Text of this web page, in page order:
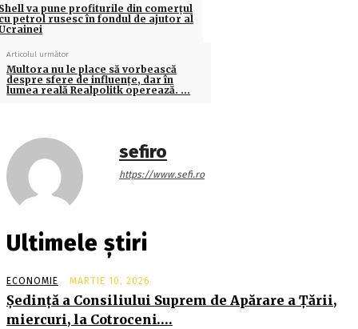
va pune profiturile din comerțul
petrol rusesc în fondul de ajutor al
Articolul următor
Multora nu le place să vorbească
despre sfere de influenţe, dar în
lumea reală Realpolitk operează. …
sefiro
https://www.sefi.ro
Ultimele știri
ECONOMIE MARTIE 10, 2026
Şedinţă a Consiliului Suprem de Apărare a Ţării,
miercuri, la Cotroceni….